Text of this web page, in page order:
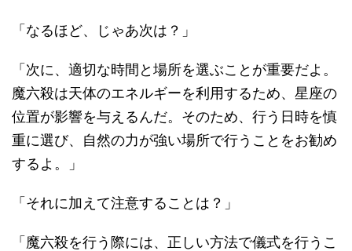
「なるほど、じゃあ次は？」
「次に、適切な時間と場所を選ぶことが重要だよ。
魔六殺は天体のエネルギーを利用するため、星座の
位置が影響を与えるんだ。そのため、行う日時を慎
重に選び、自然の力が強い場所で行うことをお勧め
するよ。」
「それに加えて注意することは？」
「魔六殺を行う際には、正しい方法で儀式を行うこ